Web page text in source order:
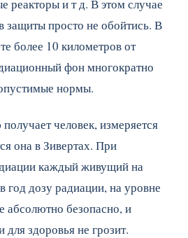
и т д. В этом случае
защиты просто не обойтись. В
более 10 километров от
фон многократно
нормы.
человек, измеряется
она в Зивертах. При
каждый живущий на
год дозу радиации, на уровне
абсолютно безопасно, и
здоровья не грозит.